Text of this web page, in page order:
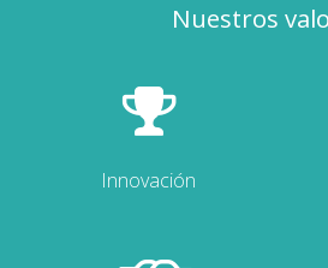
Nuestros
Innovación